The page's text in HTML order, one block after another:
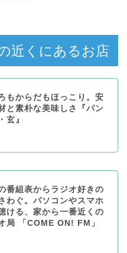
近くにあるお店
もからだもほっこり。安
と素朴な美味しさ『パン
玄』
番組表からラジオ好きの
わぐ。パソコンやスマホ
ける、家から一番近くの
局 「COME ON! FM」